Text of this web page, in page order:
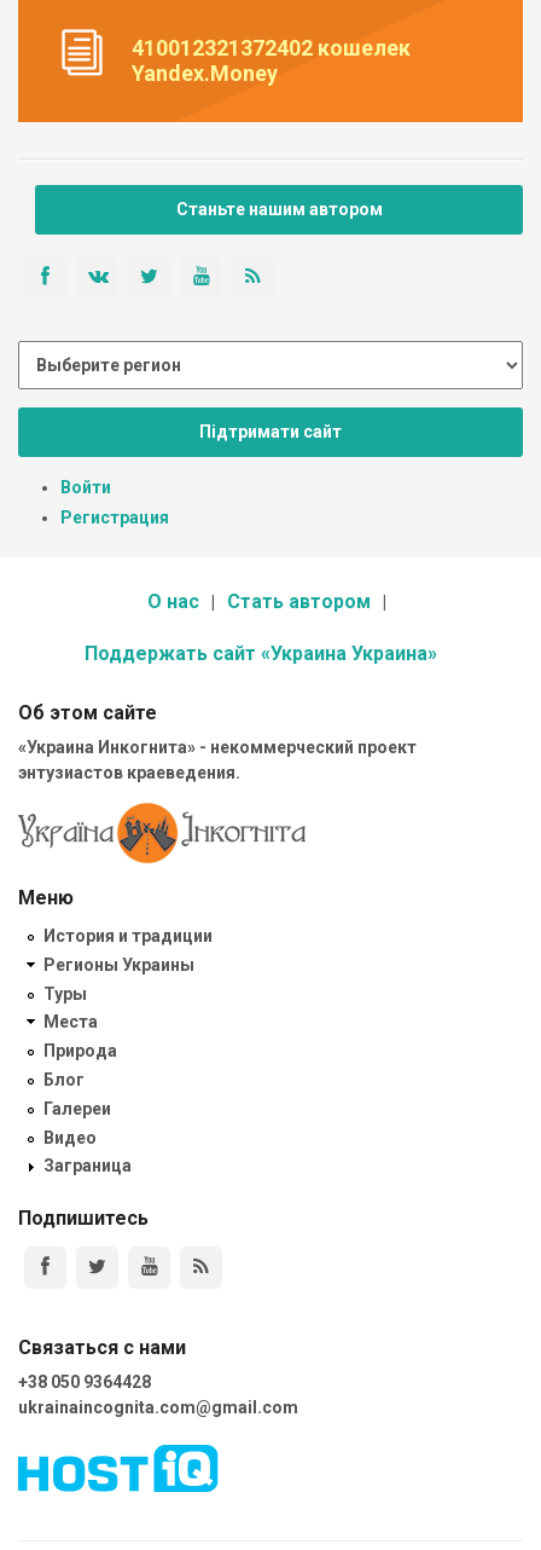
410012321372402 кошелек
Yandex.Money
Станьте нашим автором
Підтримати сайт
Войти
Регистрация
О нас Стать автором
Поддержать сайт «Украина Украина»
Об этом сайте
«Украина Инкогнита» - некоммерческий проект
энтузиастов краеведения.
Меню
История и традиции
Регионы Украины
Туры
Места
Природа
Блог
Галереи
Видео
Заграница
Подпишитесь
Связаться с нами
+38 050 9364428
ukrainaincognita.com@gmail.com